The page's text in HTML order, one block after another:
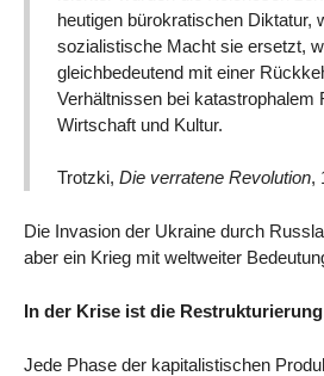
heutigen bürokratischen Diktatur,
sozialistische Macht sie ersetzt,
gleichbedeutend mit einer
Verhältnissen bei katastrophalem
Wirtschaft und Kultur.
Trotzki, Die verratene Revolution,
Die Invasion der Ukraine durch
aber ein Krieg mit weltweiter
In der Krise ist die
Jede Phase der kapitalistischen